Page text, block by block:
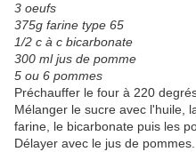
3 oeufs
375g farine type 65
1/2 c à c bicarbonate
300 ml jus de pomme
5 ou 6 pommes
Préchauffer le four à 220
Mélanger le sucre avec l'huile,
farine, le bicarbonate puis les
Délayer avec le jus de pommes.